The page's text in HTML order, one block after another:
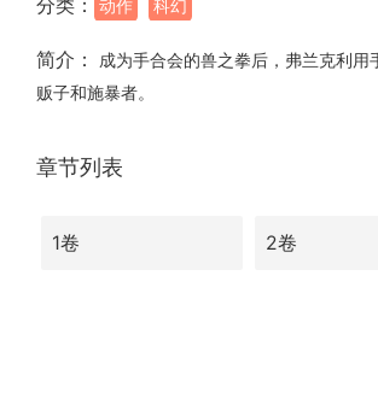
分类： 动作 科幻
简介：
成为手合会的兽之拳后，弗兰克利
贩子和施暴者。
章节列表
1卷 2卷